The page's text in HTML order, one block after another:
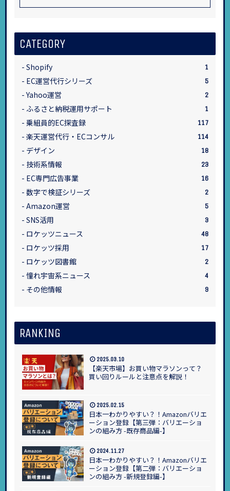
CATEGORY
Shopify 1
EC運営代行シリーズ 5
Yahoo運営 2
ふるさと納税運用サポート 1
乗組員的EC探査録 117
楽天運営代行・ECコンサル 114
デザイン 18
技術系情報 23
EC専門広告事業 16
数字で検証シリーズ 2
Amazon運営 5
SNS活用 3
ロケッツニュース 48
ロケッツ採用 17
ロケッツ図書館 2
憧れ宇宙系ニュース 4
その他情報 9
RANKING
【楽天市場】お買い物マラソンって？
買い回りルールと注意点を解説！
2025.03.10
日本一わかりやすい？！Amazonバリエ
ーション登録【第三弾：バリエーショ
ンの組み方 -既存商品編-】
2025.02.15
日本一わかりやすい？！Amazonバリエ
ーション登録【第二弾：バリエーショ
ンの組み方 -新規登録編-】
2024.11.27